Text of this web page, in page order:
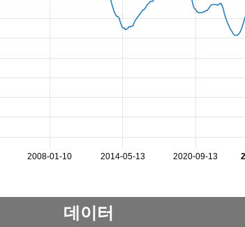
2008-01-10 2014-05-13 2020-09-13
데이터